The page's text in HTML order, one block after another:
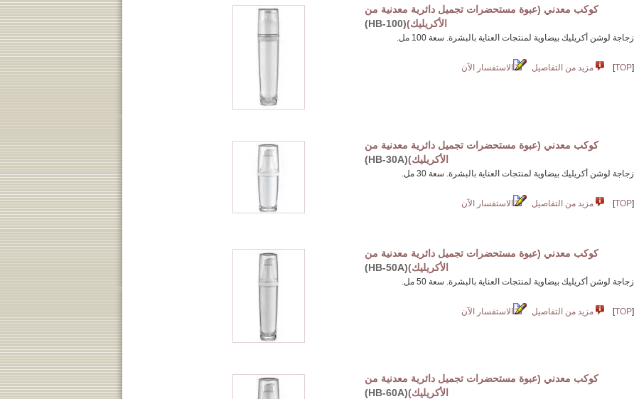
كوكب معدني (عبوة مستحضرات تجميل دائرية معدنية من
الأكريليك)(HB-100)
زجاجة لوشن أكريليك بيضاوية لمنتجات العناية بالبشرة. سعة 100 مل.
[
TOP
] مزيد من التفاصيل الاستفسار الآن
كوكب معدني (عبوة مستحضرات تجميل دائرية معدنية من
الأكريليك)(HB-30A)
زجاجة لوشن أكريليك بيضاوية لمنتجات العناية بالبشرة. سعة 30 مل.
[
TOP
] مزيد من التفاصيل الاستفسار الآن
كوكب معدني (عبوة مستحضرات تجميل دائرية معدنية من
الأكريليك)(HB-50A)
زجاجة لوشن أكريليك بيضاوية لمنتجات العناية بالبشرة. سعة 50 مل.
[
TOP
] مزيد من التفاصيل الاستفسار الآن
كوكب معدني (عبوة مستحضرات تجميل دائرية معدنية من
الأكريليك)(HB-60A)